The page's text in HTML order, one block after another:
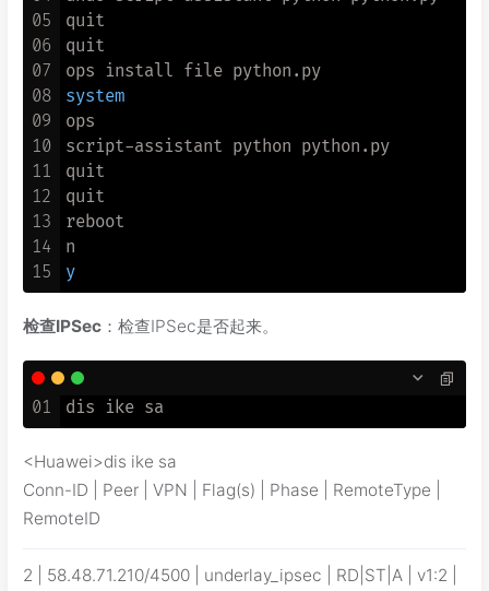
05
06
07
08
09
10
11
12
13
14
15
quit
quit
system
ops
script-assistant python python.py
quit
quit
reboot
y
检查IPSec ：检查IPSec是否起来。
01
<Huawei>dis ike sa
Conn-ID | Peer | VPN | Flag(s) | Phase | RemoteType |
RemoteID
2 | 58.48.71.210/4500 | underlay_ipsec | RD|ST|A | v1:2 |